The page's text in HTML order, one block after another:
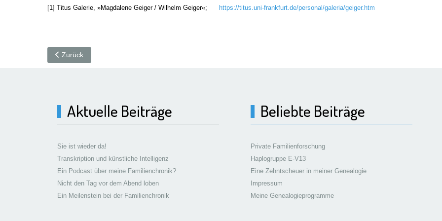
[1] Titus Galerie, »Magdalene Geiger / Wilhelm Geiger«; https://titus.uni-frankfurt.de/personal/galeria/geiger.htm
Vorheriger Beitrag: Wilhelm Ludwig Geiger (Briefmarke)
Zurück
Aktuelle Beiträge
Sie ist wieder da!
Transkription und künstliche Intelligenz
Ein Podcast über meine Familienchronik?
Nicht den Tag vor dem Abend loben
Ein Meilenstein bei der Familienchronik
Beliebte Beiträge
Private Familienforschung
Haplogruppe E-V13
Eine Zehntscheuer in meiner Genealogie
Impressum
Meine Genealogieprogramme